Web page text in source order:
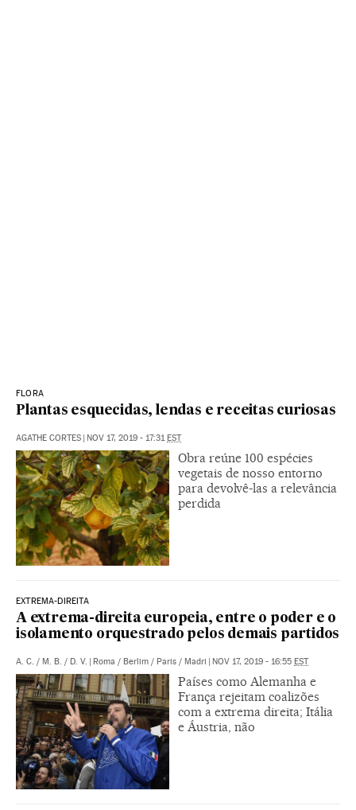
FLORA
Plantas esquecidas, lendas e receitas curiosas
AGATHE CORTES NOV 17, 2019 - 17:31 EST
Obra reúne 100 espécies
vegetais de nosso entorno
para devolvê-las a relevância
perdida
EXTREMA-DIREITA
A extrema-direita europeia, entre o poder e o
isolamento orquestrado pelos demais partidos
A. C. / M. B. / D. V. Roma / Berlim / Paris / Madri NOV 17, 2019 - 16:55 EST
Países como Alemanha e
França rejeitam coalizões
com a extrema direita; Itália
e Áustria, não